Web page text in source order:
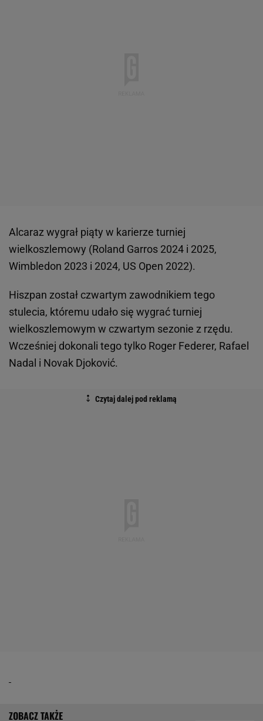
Alcaraz wygrał piąty w karierze turniej
wielkoszlemowy (Roland Garros 2024 i 2025,
Wimbledon 2023 i 2024, US Open 2022).
Hiszpan został czwartym zawodnikiem tego
stulecia, któremu udało się wygrać turniej
wielkoszlemowym w czwartym sezonie z rzędu.
Wcześniej dokonali tego tylko Roger Federer, Rafael
Nadal i Novak Djoković.